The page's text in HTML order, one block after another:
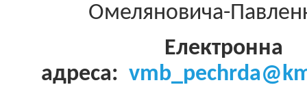
Омеляновича-
Електронна
адреса: vmb